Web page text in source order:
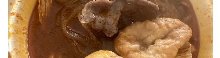
記事を読む
寝る時はソファーで起きるとベッド